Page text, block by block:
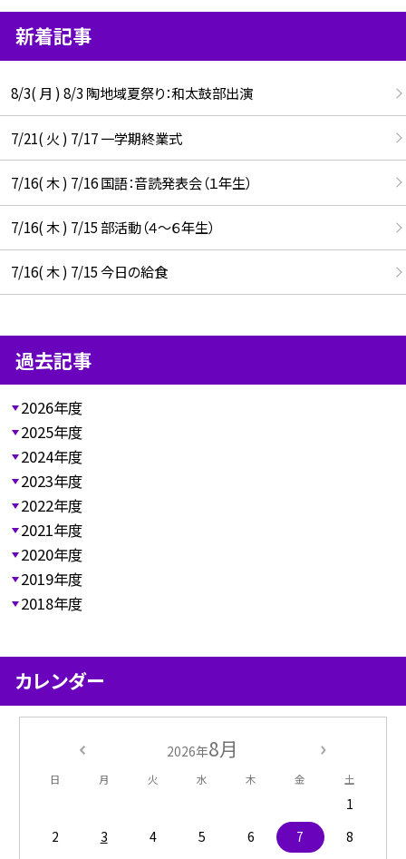
新着記事
8/3( 月 ) 8/3 陶地域夏祭り：和太鼓部出演
7/21( 火 ) 7/17 一学期終業式
7/16( 木 ) 7/16 国語：音読発表会（１年生）
7/16( 木 ) 7/15 部活動（４～６年生）
7/16( 木 ) 7/15 今日の給食
過去記事
2026年度
2025年度
2024年度
2023年度
2022年度
2021年度
2020年度
2019年度
2018年度
カレンダー
2026年8月
日 月 火 水 木 金 土
1
2
3 4 5 6 7
8